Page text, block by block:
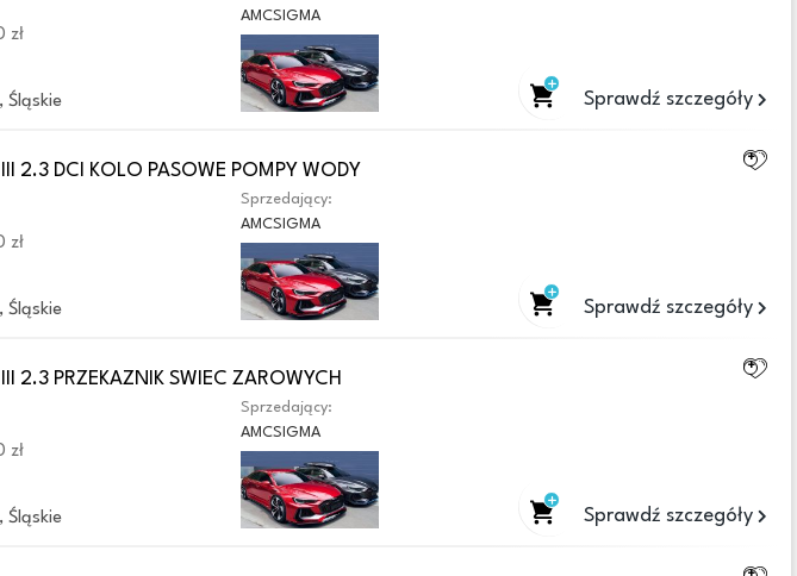
zł
, Śląskie
AMCSIGMA
Sprawdź szczegóły
2.3 DCI KOLO PASOWE POMPY WODY
zł
, Śląskie
Sprzedający:
AMCSIGMA
Sprawdź szczegóły
2.3 PRZEKAZNIK SWIEC ZAROWYCH
zł
, Śląskie
Sprzedający:
AMCSIGMA
Sprawdź szczegóły